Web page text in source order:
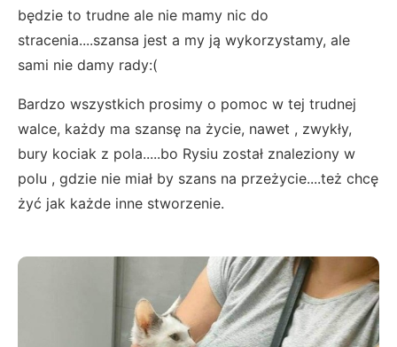
będzie to trudne ale nie mamy nic do
stracenia....szansa jest a my ją wykorzystamy, ale
sami nie damy rady:(
Bardzo wszystkich prosimy o pomoc w tej trudnej
walce, każdy ma szansę na życie, nawet , zwykły,
bury kociak z pola.....bo Rysiu został znaleziony w
polu , gdzie nie miał by szans na przeżycie....też chcę
żyć jak każde inne stworzenie.